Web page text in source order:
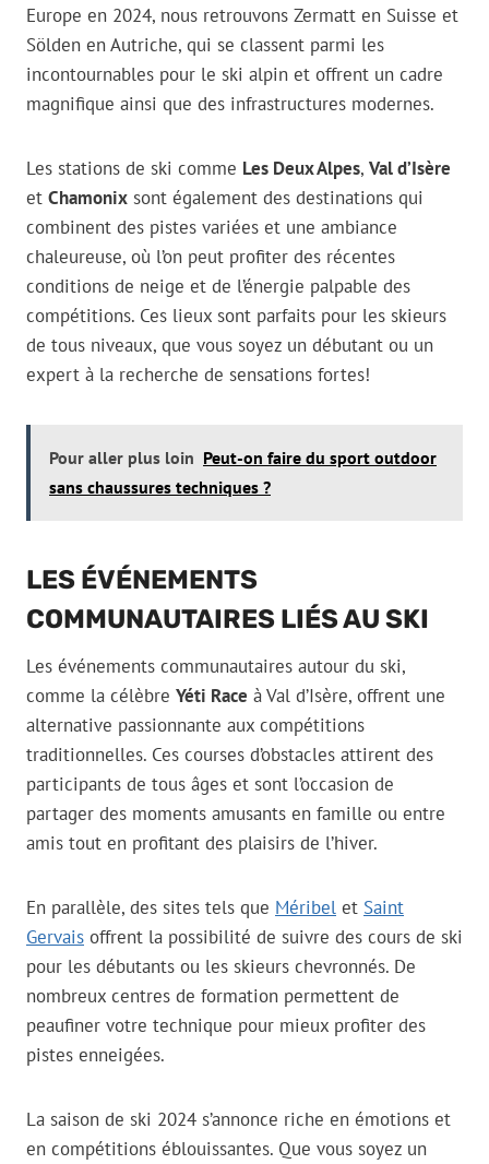
Europe en 2024, nous retrouvons Zermatt en Suisse et
Sölden en Autriche, qui se classent parmi les
incontournables pour le ski alpin et offrent un cadre
magnifique ainsi que des infrastructures modernes.
Les stations de ski comme Les Deux Alpes, Val d’Isère
et Chamonix sont également des destinations qui
combinent des pistes variées et une ambiance
chaleureuse, où l’on peut profiter des récentes
conditions de neige et de l’énergie palpable des
compétitions. Ces lieux sont parfaits pour les skieurs
de tous niveaux, que vous soyez un débutant ou un
expert à la recherche de sensations fortes!
Pour aller plus loin Peut-on faire du sport outdoor
sans chaussures techniques ?
LES ÉVÉNEMENTS
COMMUNAUTAIRES LIÉS AU SKI
Les événements communautaires autour du ski,
comme la célèbre Yéti Race à Val d’Isère, offrent une
alternative passionnante aux compétitions
traditionnelles. Ces courses d’obstacles attirent des
participants de tous âges et sont l’occasion de
partager des moments amusants en famille ou entre
amis tout en profitant des plaisirs de l’hiver.
En parallèle, des sites tels que Méribel et Saint
Gervais offrent la possibilité de suivre des cours de ski
pour les débutants ou les skieurs chevronnés. De
nombreux centres de formation permettent de
peaufiner votre technique pour mieux profiter des
pistes enneigées.
La saison de ski 2024 s’annonce riche en émotions et
en compétitions éblouissantes. Que vous soyez un